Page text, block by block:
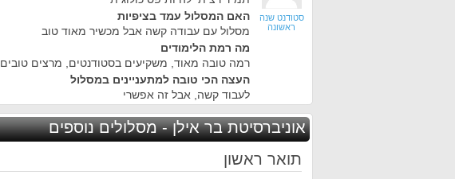
סטודנט שנה
ראשונה
האם המסלול עמד בציפיות
מסלול עם עבודה קשה אבל מכשיר מאוד טוב
מה רמת הלימודים
רמה טובה מאוד, משקיעים בסטודנטים, מרצים טובים
העצה הכי טובה למתעניינים במסלול
לעבוד קשה, אבל זה אפשרי
אוניברסיטת בר אילן - מסלולים נוספים
תואר ראשון